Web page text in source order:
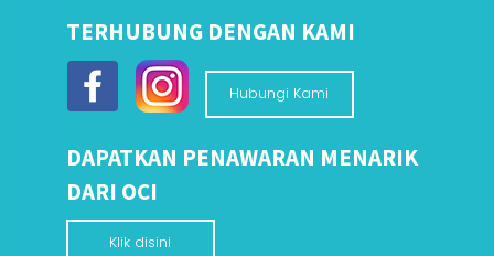
TERHUBUNG DENGAN KAMI
Hubungi Kami
DAPATKAN PENAWARAN MENARIK
DARI OCI
Klik disini